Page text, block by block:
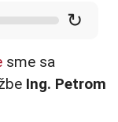
↻
sme sa
Ing. Petrom